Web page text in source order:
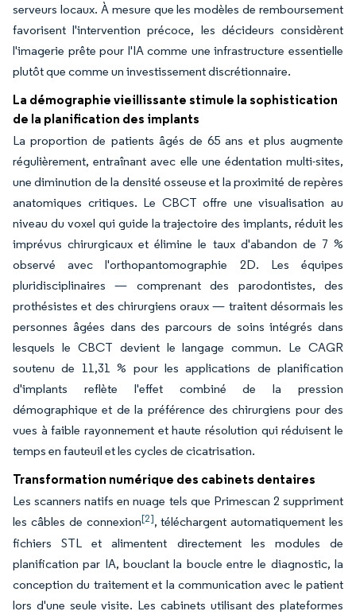
serveurs locaux. À mesure que les modèles de remboursement
favorisent l'intervention précoce, les décideurs considèrent
l'imagerie prête pour l'IA comme une infrastructure essentielle
plutôt que comme un investissement discrétionnaire.
La démographie vieillissante stimule la sophistication
de la planification des implants
La proportion de patients âgés de 65 ans et plus augmente
régulièrement, entraînant avec elle une édentation multi-sites,
une diminution de la densité osseuse et la proximité de repères
anatomiques critiques. Le CBCT offre une visualisation au
niveau du voxel qui guide la trajectoire des implants, réduit les
imprévus chirurgicaux et élimine le taux d'abandon de 7 %
observé avec l'orthopantomographie 2D. Les équipes
pluridisciplinaires — comprenant des parodontistes, des
prothésistes et des chirurgiens oraux — traitent désormais les
personnes âgées dans des parcours de soins intégrés dans
lesquels le CBCT devient le langage commun. Le CAGR
soutenu de 11,31 % pour les applications de planification
d'implants reflète l'effet combiné de la pression
démographique et de la préférence des chirurgiens pour des
vues à faible rayonnement et haute résolution qui réduisent le
temps en fauteuil et les cycles de cicatrisation.
Transformation numérique des cabinets dentaires
Les scanners natifs en nuage tels que Primescan 2 suppriment
les câbles de connexion[2], téléchargent automatiquement les
fichiers STL et alimentent directement les modules de
planification par IA, bouclant la boucle entre le diagnostic, la
conception du traitement et la communication avec le patient
lors d'une seule visite. Les cabinets utilisant des plateformes